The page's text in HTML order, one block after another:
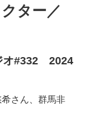
ター／
オ#332 2024
さん、群馬非